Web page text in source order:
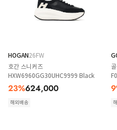
HOGAN26FW
호간 스니커즈
HXW6960GG30UHC9999 Black
23%624,000
해외배송
9